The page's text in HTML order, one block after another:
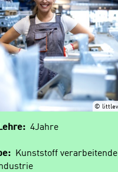
©
4Jahre
Kunststoff